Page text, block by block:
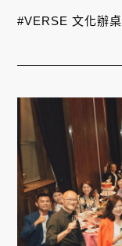
#VERSE 文化辦桌